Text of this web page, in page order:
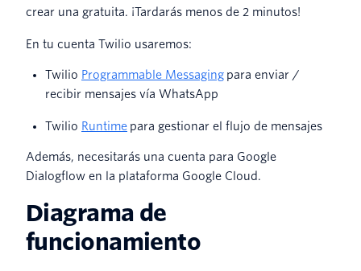
crear una gratuita. ¡Tardarás menos de 2 minutos!
En tu cuenta Twilio usaremos:
Twilio Programmable Messaging para enviar /
recibir mensajes vía WhatsApp
Twilio Runtime para gestionar el flujo de mensajes
Además, necesitarás una cuenta para Google
Dialogflow en la plataforma Google Cloud.
Diagrama de
funcionamiento